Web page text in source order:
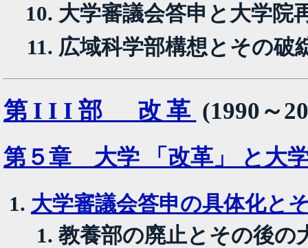
大学審議会答申と大学院
広域科学部構想とその破
第III部 改革 (1990～
第５章 大学 「改革」 と大
大学審議会答申の具体化と
教養部の廃止とその後の